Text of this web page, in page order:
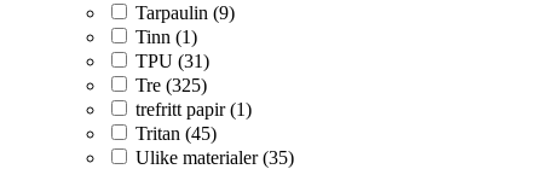
Tarpaulin (9)
Tinn (1)
TPU (31)
Tre (325)
trefritt papir (1)
Tritan (45)
Ulike materialer (35)